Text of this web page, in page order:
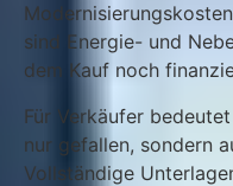
sind Energie- und
dem Kauf noch
Für Verkäufer
nur gefallen, sondern
Vollständige